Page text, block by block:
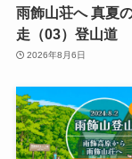
雨飾山荘へ 真夏
走（03）登山道
2026年8月6日